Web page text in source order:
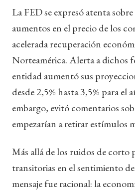
La FED se expresó atenta
aumentos en el precio de los
acelerada recuperación
Norteamérica. Alerta a dichos
entidad aumentó sus
desde 2,5% hasta 3,5% para el
embargo, evitó comentarios
empezarían a retirar estímulos
Más allá de los ruidos de corto
transitorias en el sentimiento
mensaje fue racional: la